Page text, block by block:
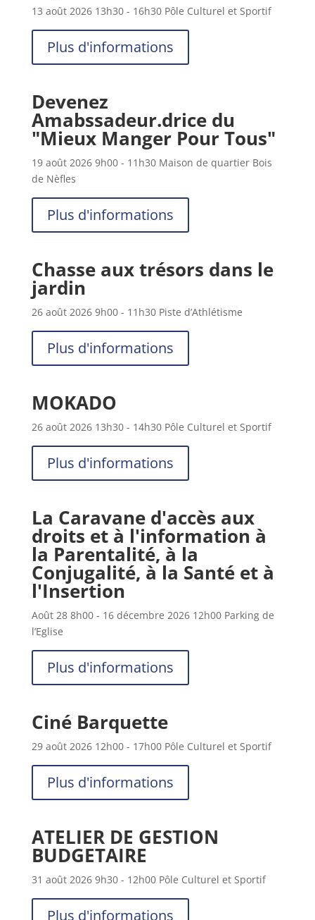
13 août 202613h30- 16h30Pôle Culturel et Sportif
Plus d'informations
Devenez
Amabssadeur.drice du
"Mieux Manger Pour Tous"
19 août 20269h00- 11h30Maison de quartier Bois
de Nèfles
Plus d'informations
Chasse aux trésors dans le
jardin
26 août 20269h00- 11h30Piste d’Athlétisme
Plus d'informations
MOKADO
26 août 202613h30- 14h30Pôle Culturel et Sportif
Plus d'informations
La Caravane d'accès aux
droits et à l'information à
la Parentalité, à la
Conjugalité, à la Santé et à
l'Insertion
Août 288h00- 16 décembre 202612h00Parking de
l’Eglise
Plus d'informations
Ciné Barquette
29 août 202612h00- 17h00Pôle Culturel et Sportif
Plus d'informations
ATELIER DE GESTION
BUDGETAIRE
31 août 20269h30- 12h00Pôle Culturel et Sportif
Plus d'informations